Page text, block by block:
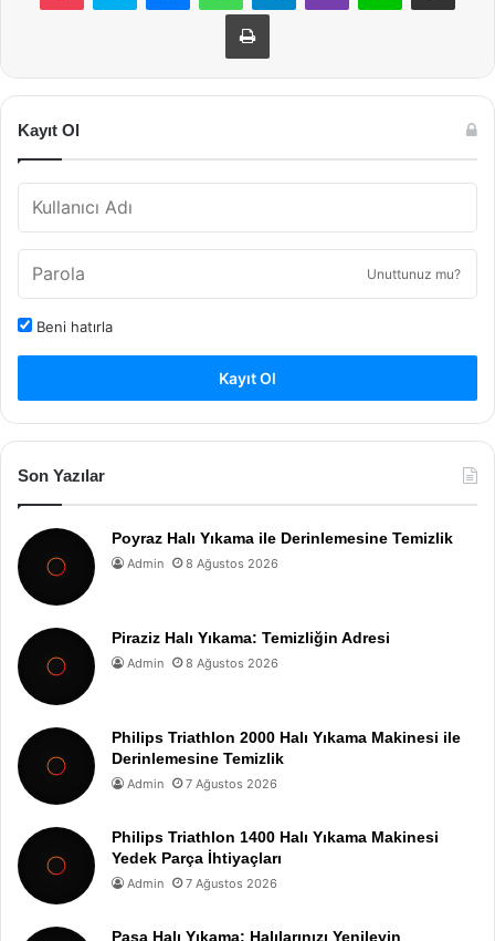
Yazdır
Kayıt Ol
Unuttunuz mu?
Beni hatırla
Kayıt Ol
Son Yazılar
Poyraz Halı Yıkama ile Derinlemesine Temizlik
Admin 8 Ağustos 2026
Piraziz Halı Yıkama: Temizliğin Adresi
Admin 8 Ağustos 2026
Philips Triathlon 2000 Halı Yıkama Makinesi ile
Derinlemesine Temizlik
Admin 7 Ağustos 2026
Philips Triathlon 1400 Halı Yıkama Makinesi
Yedek Parça İhtiyaçları
Admin 7 Ağustos 2026
Paşa Halı Yıkama: Halılarınızı Yenileyin